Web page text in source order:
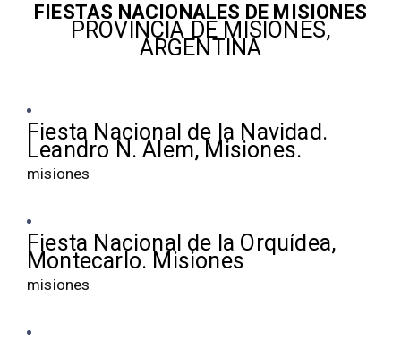
FIESTAS NACIONALES DE MISIONES
PROVINCIA DE MISIONES,
ARGENTINA
Fiesta Nacional de la Navidad.
Leandro N. Alem, Misiones.
misiones
Fiesta Nacional de la Orquídea,
Montecarlo. Misiones
misiones